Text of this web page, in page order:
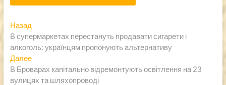
Навигация
по
записям
НазадПредыдущая
запись:
В супермаркетах перестануть продавати сигарети і
алкоголь: українцям пропонують альтернативу
ДалееСледующая
запись:
В Броварах капітально відремонтують освітлення на 23
вулицях та шляхопроводі